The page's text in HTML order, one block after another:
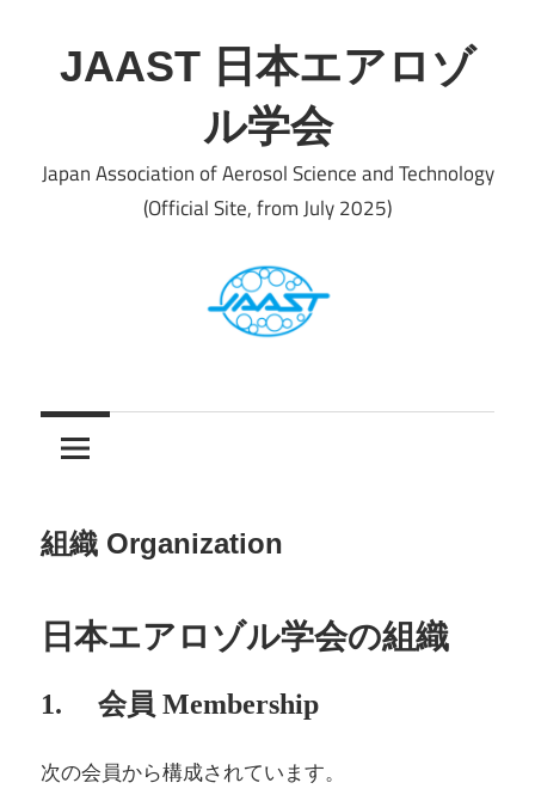
content
JAAST 日本エアロゾ
ル学会
Japan Association of Aerosol Science and Technology
(Official Site, from July 2025)
組織 Organization
日本エアロゾル学会の組織
1. 会員 Membership
次の会員から構成されています。